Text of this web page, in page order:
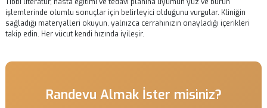
fazla şişlik, ağrı veya nefes değişikliği olursa bir sonraki randevuyu
beklemeden ekiple iletişime geçin.
Bu uygulamaları yeterli dinlenme, dengeli beslenme, hidrasyon ve
internetteki genel tavsiyelerle veya başka hastaların deneyimleriyle
bütünleşik bakım ve şeffaf iletişimden fayda görür. «Sıkça sorulan
4» hakkında kişisel açıklama içinBize ulaşın